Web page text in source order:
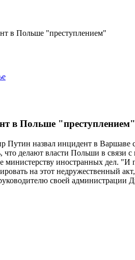
в Польше "преступлением"
в Польше "преступлением"
Путин назвал инцидент в Варшаве
что делают власти Польши в связи
министерству иностранных дел.
на этот недружественный
своей администрации